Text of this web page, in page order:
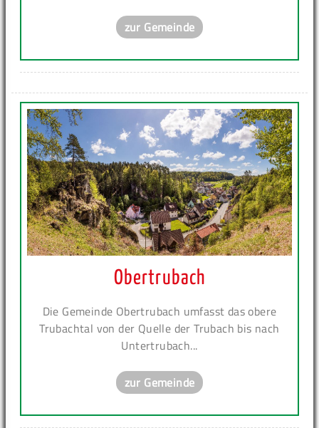
zur Gemeinde
Obertrubach
Die Gemeinde Obertrubach umfasst das obere
Trubachtal von der Quelle der Trubach bis nach
Untertrubach...
zur Gemeinde